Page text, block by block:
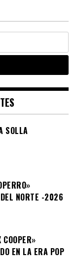
SOLLA
NORTE -2026
EN LA ERA POP